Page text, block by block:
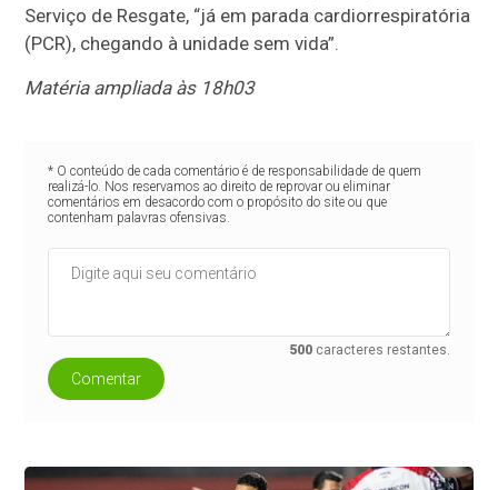
Serviço de Resgate, “já em parada cardiorrespiratória
(PCR), chegando à unidade sem vida”.
Matéria ampliada às 18h03
* O conteúdo de cada comentário é de responsabilidade de quem
realizá-lo. Nos reservamos ao direito de reprovar ou eliminar
comentários em desacordo com o propósito do site ou que
contenham palavras ofensivas.
500 caracteres restantes.
Comentar